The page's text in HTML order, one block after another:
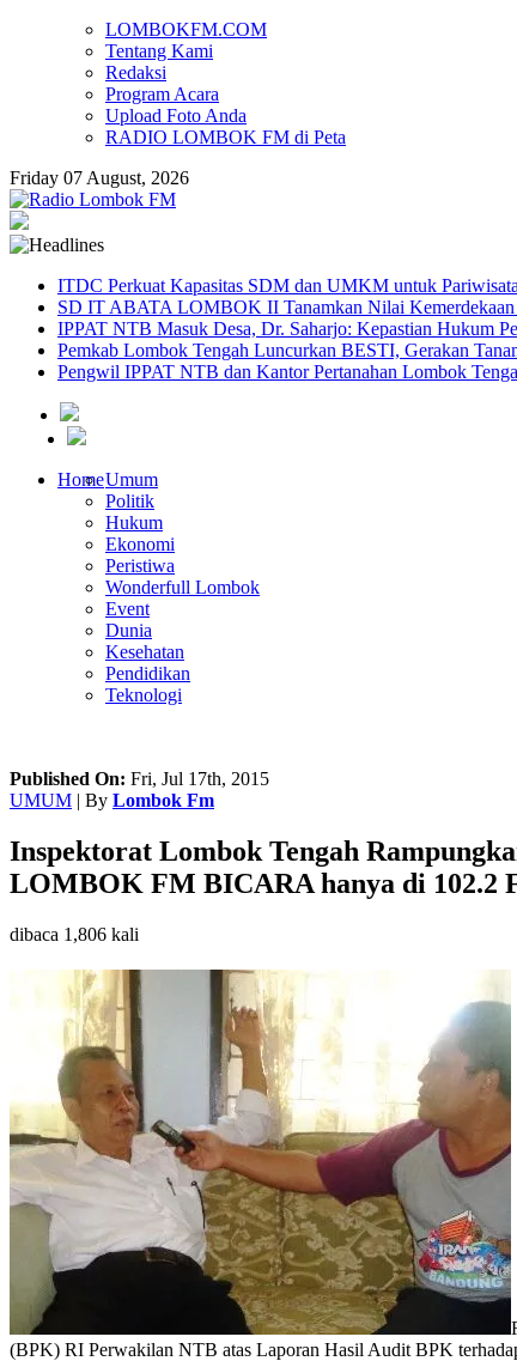
LOMBOKFM.COM
Tentang Kami
Redaksi
Program Acara
Upload Foto Anda
RADIO LOMBOK FM di Peta
Friday 07 August, 2026
ITDC Perkuat Kapasitas SDM dan UMKM untuk
SD IT ABATA LOMBOK II Tanamkan Nilai
IPPAT NTB Masuk Desa, Dr. Saharjo: Kepastian Hukum
Pemkab Lombok Tengah Luncurkan BESTI, Gerakan
Pengwil IPPAT NTB dan Kantor Pertanahan Lombok
HomeUmum
Politik
Hukum
Ekonomi
Peristiwa
Wonderfull Lombok
Event
Dunia
Kesehatan
Pendidikan
Teknologi
Published On: Fri, Jul 17th, 2015
UMUM | By Lombok Fm
Inspektorat Lombok Tengah
LOMBOK FM BICARA hanya di 102.2
dibaca 1,806 kali
(BPK) RI Perwakilan NTB atas Laporan Hasil Audit BPK